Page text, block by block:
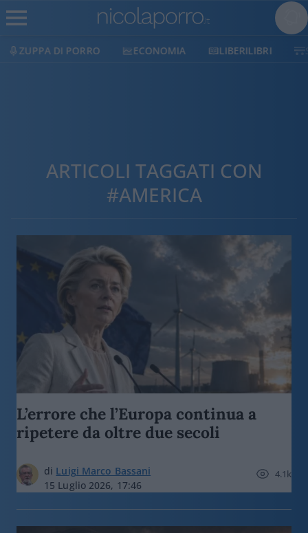
ECONOMIA LIBERILIBRI SHOP
ARTICOLI TAGGATI CON
#AMERICA
L’errore che l’Europa continua a
ripetere da oltre due secoli
di Luigi Marco Bassani
15 Luglio 2026, 17:46
4.1k